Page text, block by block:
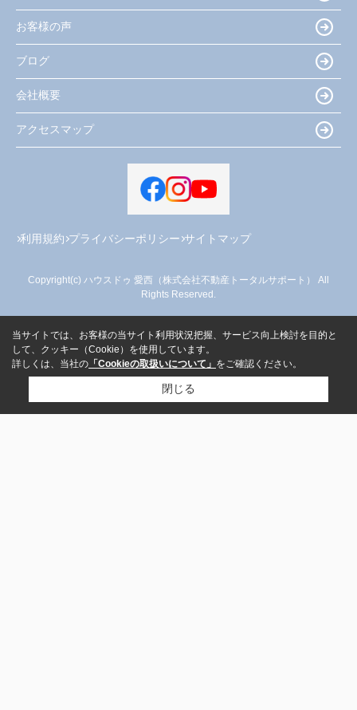
お客様の声
ブログ
会社概要
アクセスマップ
利用規約 プライバシーポリシー サイトマップ
Copyright(c) ハウスドゥ 愛西（株式会社不動産トータルサポート） All
Rights Reserved.
当サイトでは、お客様の当サイト利用状況把握、サービス向上検討を目的と
して、クッキー（Cookie）を使用しています。
詳しくは、当社の 「Cookieの取扱いについて」 をご確認ください。
閉じる